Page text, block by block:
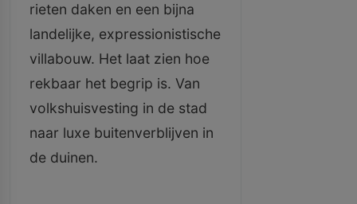
rieten daken en een bijna
landelijke, expressionistische
villabouw. Het laat zien hoe
rekbaar het begrip is. Van
volkshuisvesting in de stad
naar luxe buitenverblijven in
de duinen.